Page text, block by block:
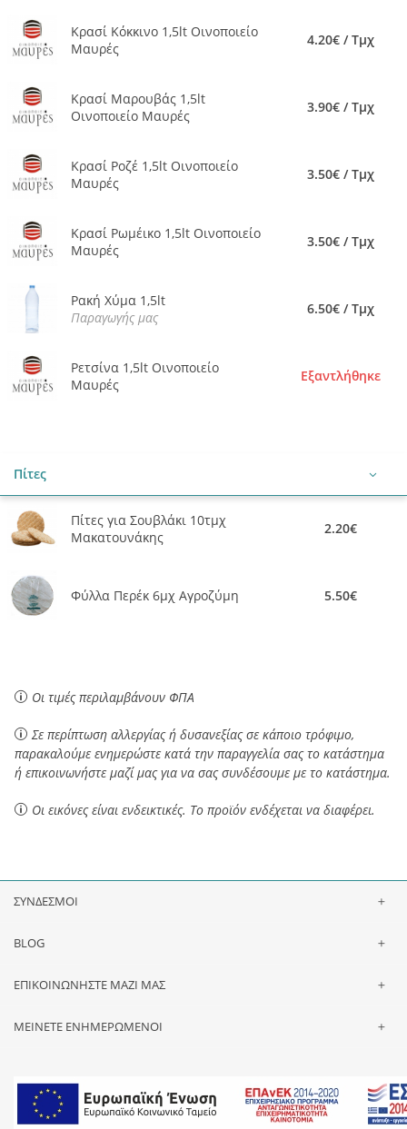
Κρασί Κόκκινο 1,5lt Οινοποιείο
Μαυρές
4.20€ / Τμχ
Κρασί Μαρουβάς 1,5lt
Οινοποιείο Μαυρές
3.90€ / Τμχ
Κρασί Ροζέ 1,5lt Οινοποιείο
Μαυρές
3.50€ / Τμχ
Κρασί Ρωμέικο 1,5lt Οινοποιείο
Μαυρές
3.50€ / Τμχ
Ρακή Χύμα 1,5lt
Παραγωγής μας
6.50€ / Τμχ
Ρετσίνα 1,5lt Οινοποιείο
Μαυρές
Εξαντλήθηκε
Πίτες
Πίτες για Σουβλάκι 10τμχ
Μακατουνάκης
2.20€
Φύλλα Περέκ 6μχ Αγροζύμη 5.50€
Οι τιμές περιλαμβάνουν ΦΠΑ
Σε περίπτωση αλλεργίας ή δυσανεξίας σε κάποιο τρόφιμο,
παρακαλούμε ενημερώστε κατά την παραγγελία σας το κατάστημα
ή επικοινωνήστε μαζί μας για να σας συνδέσουμε με το κατάστημα.
Οι εικόνες είναι ενδεικτικές. Το προϊόν ενδέχεται να διαφέρει.
ΣΥΝΔΕΣΜΟΙ
BLOG
ΕΠΙΚΟΙΝΩΝΗΣΤΕ ΜΑΖΙ ΜΑΣ
ΜΕΙΝΕΤΕ ΕΝΗΜΕΡΩΜΕΝΟΙ